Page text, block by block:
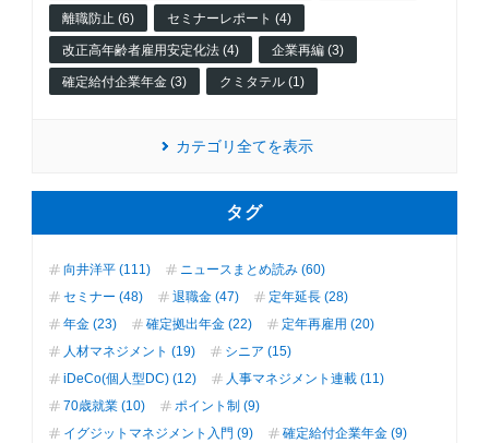
離職防止 (6) セミナーレポート (4)
改正高年齢者雇用安定化法 (4) 企業再編 (3)
確定給付企業年金 (3) クミタテル (1)
カテゴリ全てを表示
タグ
向井洋平 (111)
ニュースまとめ読み (60)
セミナー (48)
退職金 (47)
定年延長 (28)
年金 (23)
確定拠出年金 (22)
定年再雇用 (20)
人材マネジメント (19)
シニア (15)
iDeCo(個人型DC) (12)
人事マネジメント連載 (11)
70歳就業 (10)
ポイント制 (9)
イグジットマネジメント入門 (9)
確定給付企業年金 (9)